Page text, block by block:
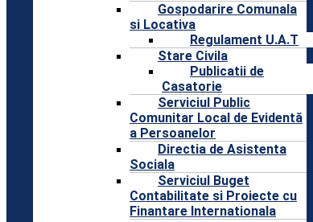
Gospodarire Comunala
si Locativa
Regulament U.A.T
Stare Civila
Publicatii de
Casatorie
Serviciul Public
Comunitar Local de Evidentă
a Persoanelor
Directia de Asistenta
Sociala
Serviciul Buget
Contabilitate si Proiecte cu
Finantare Internationala